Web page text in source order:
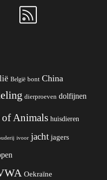
België bont China
dierproeven dolfijnen
of Animals huisdieren
ivoor jacht jagers
Oekraïne